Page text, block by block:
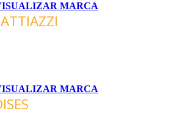
MARCA
MARCA